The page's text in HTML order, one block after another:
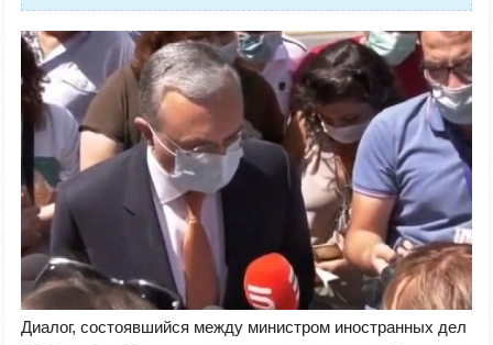
Диалог, состоявшийся между министром иностранных дел